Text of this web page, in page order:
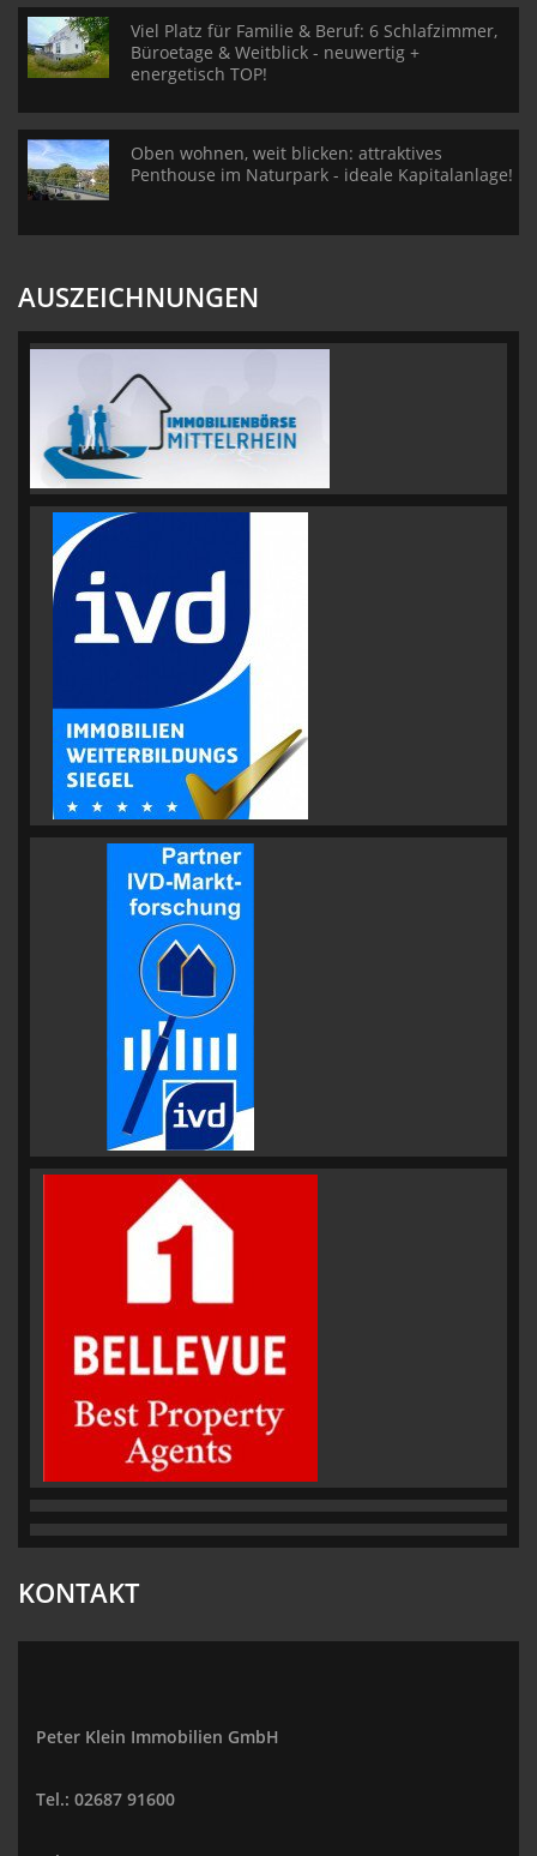
Viel Platz für Familie & Beruf: 6 Schlafzimmer,
Büroetage & Weitblick - neuwertig +
energetisch TOP!
Oben wohnen, weit blicken: attraktives
Penthouse im Naturpark - ideale Kapitalanlage!
AUSZEICHNUNGEN
KONTAKT
Peter Klein Immobilien GmbH
Tel.: 02687 91600